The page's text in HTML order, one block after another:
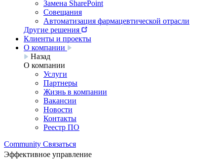
Замена SharePoint
Совещания
Автоматизация фармацевтической отрасли
Другие решения
Клиенты и проекты
О компании
Назад
О компании
Услуги
Партнеры
Жизнь в компании
Вакансии
Новости
Контакты
Реестр ПО
Community Связаться
Эффективное управление